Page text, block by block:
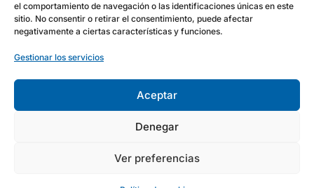
el comportamiento de navegación o las identificaciones únicas en este
sitio. No consentir o retirar el consentimiento, puede afectar
negativamente a ciertas características y funciones.
Gestionar los servicios
Aceptar
Denegar
Ver preferencias
gestor@itaca.upv.es